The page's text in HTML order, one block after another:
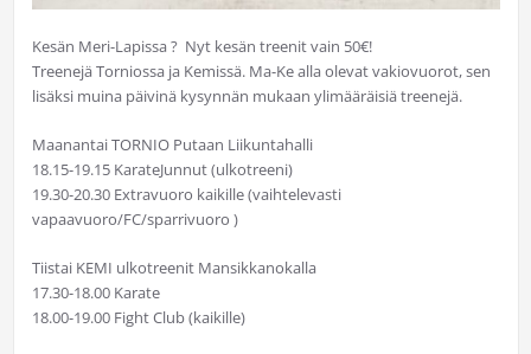
Kesän Meri-Lapissa ? Nyt kesän treenit vain 50€!
Treenejä Torniossa ja Kemissä. Ma-Ke alla olevat vakiovuorot, sen
lisäksi muina päivinä kysynnän mukaan ylimääräisiä treenejä.
Maanantai TORNIO Putaan Liikuntahalli
18.15-19.15 KarateJunnut (ulkotreeni)
19.30-20.30 Extravuoro kaikille (vaihtelevasti
vapaavuoro/FC/sparrivuoro )
Tiistai KEMI ulkotreenit Mansikkanokalla
17.30-18.00 Karate
18.00-19.00 Fight Club (kaikille)